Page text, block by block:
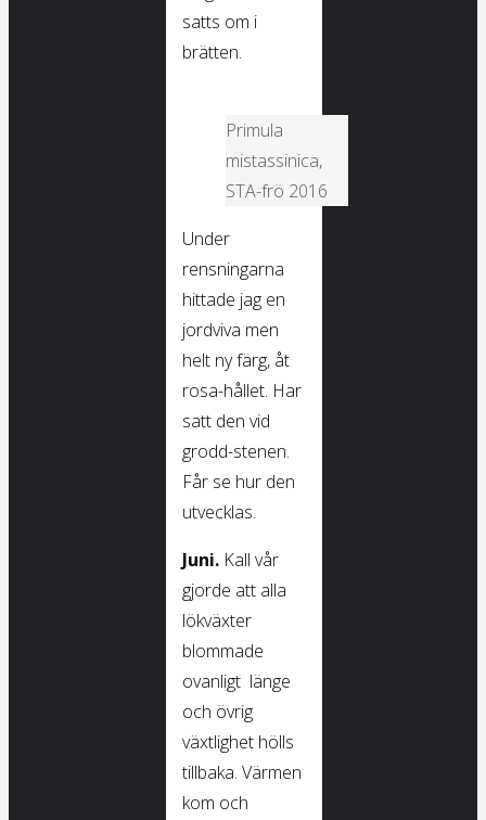
satts om i
brätten.
Primula
mistassinica,
STA-frö 2016
Under
rensningarna
hittade jag en
jordviva men
helt ny färg, åt
rosa-hållet. Har
satt den vid
grodd-stenen.
Får se hur den
utvecklas.
Juni.Kall vår
gjorde att alla
lökväxter
blommade
ovanligt länge
och övrig
växtlighet hölls
tillbaka. Värmen
kom och